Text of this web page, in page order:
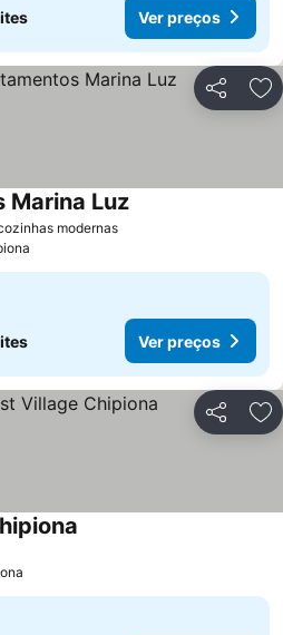
Ver preços
Partilhar
modernas
Marina Luz
Ver preços
Partilhar